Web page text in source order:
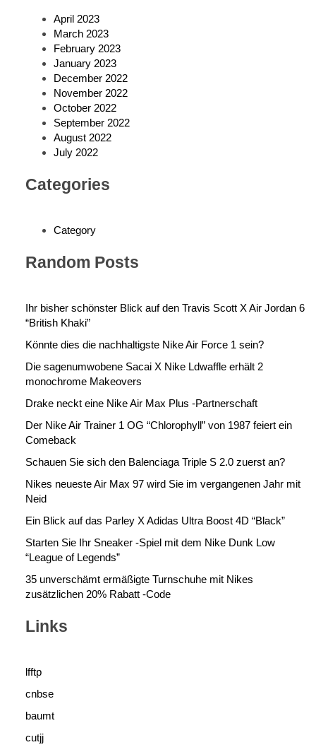
April 2023
March 2023
February 2023
January 2023
December 2022
November 2022
October 2022
September 2022
August 2022
July 2022
Categories
Category
Random Posts
Ihr bisher schönster Blick auf den Travis Scott X Air Jordan 6
“British Khaki”
Könnte dies die nachhaltigste Nike Air Force 1 sein?
Die sagenumwobene Sacai X Nike Ldwaffle erhält 2
monochrome Makeovers
Drake neckt eine Nike Air Max Plus -Partnerschaft
Der Nike Air Trainer 1 OG “Chlorophyll” von 1987 feiert ein
Comeback
Schauen Sie sich den Balenciaga Triple S 2.0 zuerst an?
Nikes neueste Air Max 97 wird Sie im vergangenen Jahr mit
Neid
Ein Blick auf das Parley X Adidas Ultra Boost 4D “Black”
Starten Sie Ihr Sneaker -Spiel mit dem Nike Dunk Low
“League of Legends”
35 unverschämt ermäßigte Turnschuhe mit Nikes
zusätzlichen 20% Rabatt -Code
Links
lfftp
cnbse
baumt
cutjj